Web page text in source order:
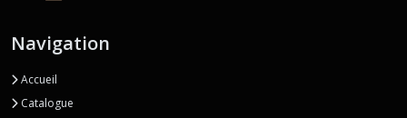
Navigation
Accueil
Catalogue